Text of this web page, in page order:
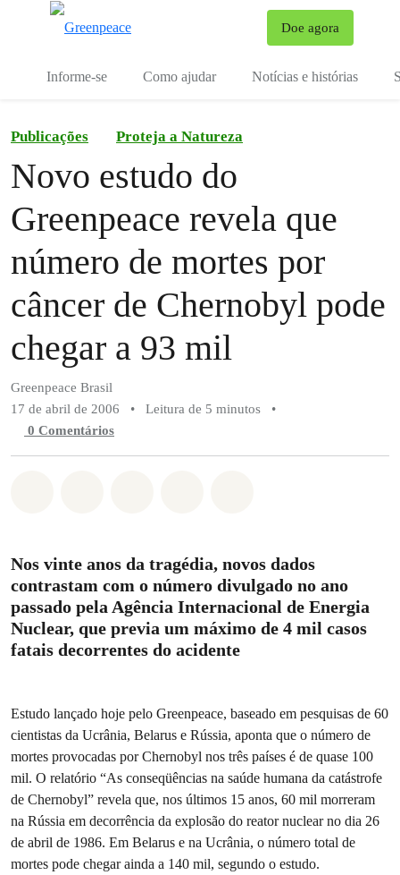
Doe agora
Informe-se Como ajudar Notícias e histórias
Publicações Proteja a Natureza
Novo estudo do
Greenpeace revela que
número de mortes por
câncer de Chernobyl pode
chegar a 93 mil
Greenpeace Brasil
17 de abril de 2006
• Leitura de 5 minutos
•
0 Comentários
Nos vinte anos da tragédia, novos dados
contrastam com o número divulgado no ano
passado pela Agência Internacional de Energia
Nuclear, que previa um máximo de 4 mil casos
fatais decorrentes do acidente
Estudo lançado hoje pelo Greenpeace, baseado em pesquisas de 60
cientistas da Ucrânia, Belarus e Rússia, aponta que o número de
mortes provocadas por Chernobyl nos três países é de quase 100
mil. O relatório “As conseqüências na saúde humana da catástrofe
de Chernobyl” revela que, nos últimos 15 anos, 60 mil morreram
na Rússia em decorrência da explosão do reator nuclear no dia 26
de abril de 1986. Em Belarus e na Ucrânia, o número total de
mortes pode chegar ainda a 140 mil, segundo o estudo.